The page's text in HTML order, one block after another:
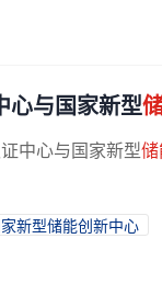
心与国家新型
中心与国家新型
新型储能创新中心